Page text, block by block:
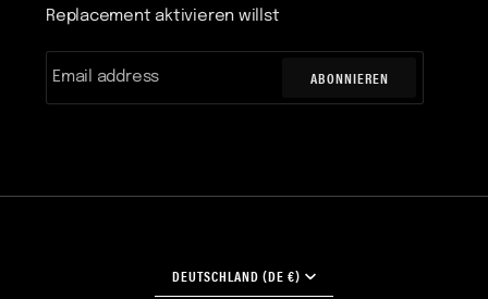
Replacement aktivieren willst
ABONNIEREN
WÄHRUNG
DEUTSCHLAND (DE €)